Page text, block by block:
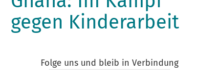
gegen Kinderarbeit
Folge uns und bleib in Verbindung